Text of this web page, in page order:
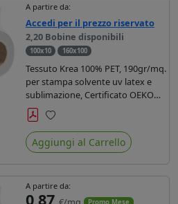
A partire da:
Accedi per il prezzo riservato
2,20 Bobine disponibili
100x10 160x100
Tessuto Krea 100% PET, 190gr/mq.
per stampa solvente uv latex e
sublimazione, Certificato OEKO
TEX e Flame retardant DIN 4102
B1 / NFPA 701 / BS 5867 Part 2
Type BPreferiti
Aggiungi al Carrello
A partire da:
0,87